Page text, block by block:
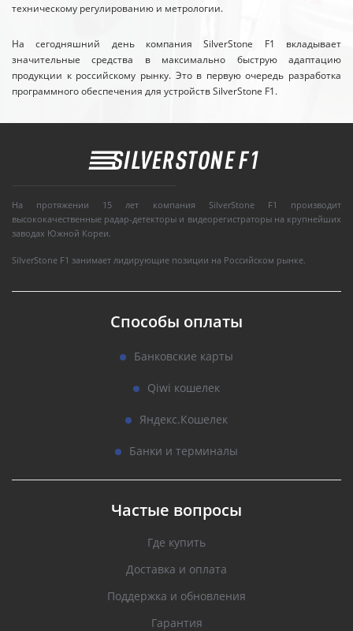
техническому регулированию и метрологии.
На сегодняшний день компания SilverStone F1 вкладывает
значительные средства в максимально быструю адаптацию
продукции к российскому рынку. Это в первую очередь разработка
программного обеспечения для устройств SilverStone F1.
На протяжении 15 лет компания SilverStone F1 производит
высококачественные радар-детекторы и видеорегистраторы на крупнейших
заводах Южной Кореи.
SilverStone F1 занимает лидирующие позиции на Российском рынке.
Способы оплаты
Банковские карты
Qiwi кошелек
Яндекс.Кошелек
Банки и терминалы
Частые вопросы
Где купить
Доставка и оплата
Поддержка и обновления
Гарантия